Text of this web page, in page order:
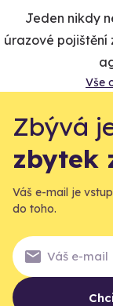
Jeden nikdy
úrazové pojištění
Vše
Zbývá
zbytek
Váš e-mail je
do toho.